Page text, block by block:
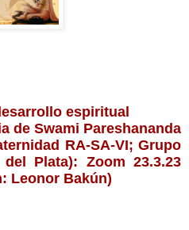
espiritual
de Swami Pareshananda
RA-SA-VI; Grupo
Plata): Zoom 23.3.23
Leonor Bakún)